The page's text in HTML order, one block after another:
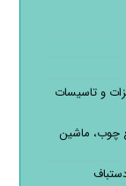
و تاسیسات
چوب، ماشین